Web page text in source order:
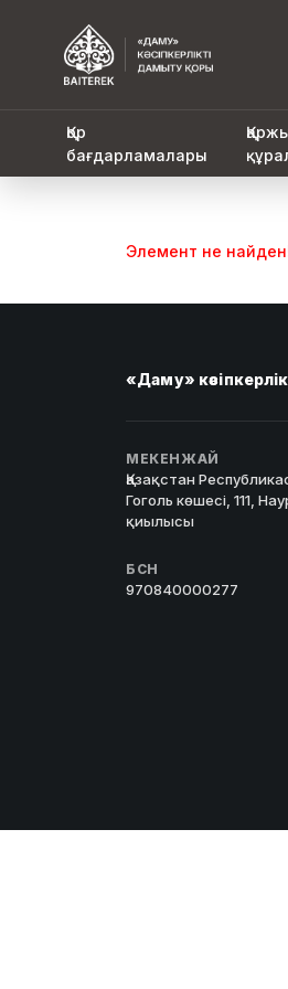
Қор
бағдарламалары
Элемент не
«Даму»
МЕКЕНЖАЙ
Қазақстан
Гоголь көшесі, 111,
қиылысы
БСН
970840000277